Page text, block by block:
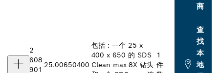
商
2
608
901
25.00650400
包括：一个 25 x
400 x 650 的 SDS
Clean max-8X 钻头
1
件
查
找
本
地